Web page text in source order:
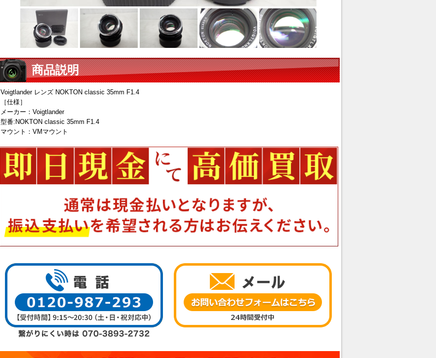
商品説明
Voigtlander レンズ NOKTON classic 35mm F1.4
［仕様］
メーカー：Voigtlander
型番:NOKTON classic 35mm F1.4
マウント：VMマウント